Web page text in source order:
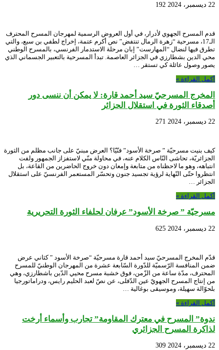
22 ديسمبر، 2024 192
قدم المسرح الجهوي لأدرار، في أول العروض الرسمية لمهرجان المسرح المحترف
الـ17، مسرحية “زهرة الرمال تنتفض” نص أكرم عتمة، إخراج لطفي بن سبع، والتي
تطرق فيها لنضال “المهارست” إبان مرحلة الاستدمار الفرنسي، بالمسرح الوطني
محي الدين بشطارزي في الجزائر العاصمة. تبدأ المسرحية بالتعبير الجسماني الذي
يصور وصول عائلة كي تستقر …
أكمل القراءة »
المخرج المسرحيّ سيد أحمد قارة: لا يمكن أن ننسى دور
أصدقاء الثورة في استقلال الجزائر
22 ديسمبر، 2024 271
كيف بنيت مسرحيّة ” صرخة الأسود” فنّيّا؟ العرض مبنيّ على جانب مظلم من الثورة
الجزائريّة، تحاشى النّاس الكلام عنه، في محاولة منّي لاستفزاز الجمهور ولفت
انتباهه، وهو ما لاحظناه من متابعة وإمعان دون خروج الحاضرين من القاعة، بل
انتظروا حتّى النّهاية لرؤية تجسيد جنون وتحسّر المستعمر الفرنسيّ على استقلال
الجزائر …
أكمل القراءة »
مسرحيّة ” صرخة الأسود” عرفان لحلفاء الثورة التحريرية
22 ديسمبر، 2024 625
قدّم المخرج المسرحيّ سيد أحمد قارة مسرحيّة “صرخة الأسود ” كثاني عرض
ضمن المنافسة الرّسميّة للدّورة السّابعة عشرة من المهرجان الوطنيّ للمسرح
المحترف، مدّة ساعة من الزّمن، فوق خشبة مسرح محيي الدّين باشطارزي، وهي
من إنتاج المسرح الجهويّ عين الدّفلى، عن نصّ لعبد الحليم رايس، ودراماتورجيا
بلحوّالة سهيلة، وموسيقى بوغالية …
أكمل القراءة »
ندوة” المسرح في معترك المقاومة” تجارب وأسماء أرخت
لذاكرة المسرح الجزائري
22 ديسمبر، 2024 309